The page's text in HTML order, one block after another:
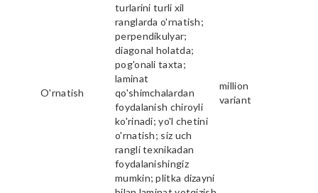
O'rnatish
turlarini turli xil
ranglarda o'rnatish;
perpendikulyar;
diagonal holatda;
pog'onali taxta;
laminat
qo'shimchalardan
foydalanish chiroyli
ko'rinadi; yo'l chetini
o'rnatish; siz uch
rangli texnikadan
foydalanishingiz
mumkin; plitka dizayni
million
variant